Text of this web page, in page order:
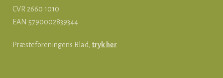
CVR 2660 1010
EAN 5790002839344
Præsteforeningens Blad, tryk her